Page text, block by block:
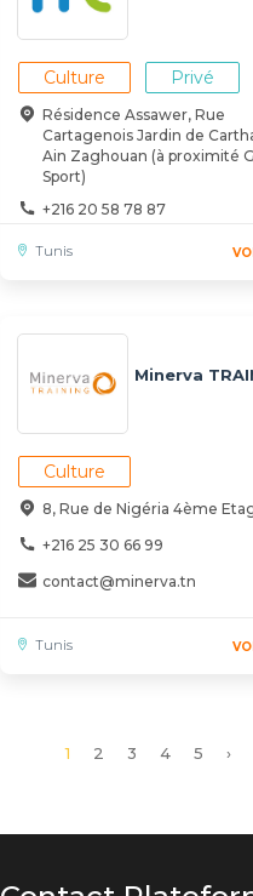
Culture Privé
Résidence Assawer, Rue
Cartagenois Jardin de
Ain Zaghouan (à proximité
Sport)
+216 20 58 78 87
contact@itcenter.tn
Tunis
Minerva
Culture
8, Rue de Nigéria 4ème
+216 25 30 66 99
contact@minerva.tn
Tunis
Page
1 Page
2 Page
3 Page
4 Page
5 ›